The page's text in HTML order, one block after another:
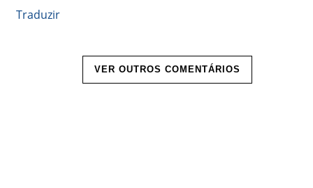
Traduzir
VER OUTROS COMENTÁRIOS